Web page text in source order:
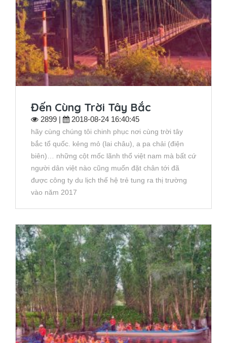
Đến Cùng Trời Tây Bắc
2899 |
2018-08-24 16:40:45
hãy cùng chúng tôi chinh phục nơi cùng trời tây
bắc tổ quốc. kẻng mỏ (lai châu), a pa chải (điện
biên)… những cột mốc lãnh thổ việt nam mà bất cứ
người dân việt nào cũng muốn đặt chân tới đã
được công ty du lịch thế hệ trẻ tung ra thị trường
vào năm 2017